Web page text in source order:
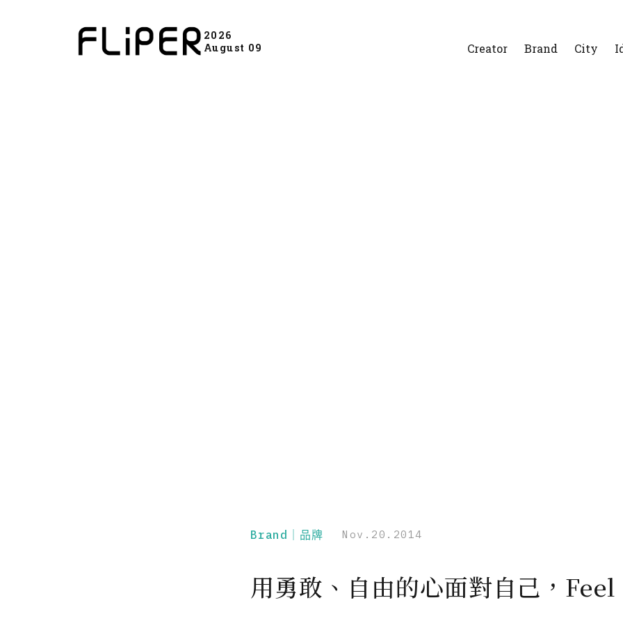
2026
August 09
Creator Brand City
Brand｜品牌 Nov.20.2014
用勇敢、自由的心面對自己，